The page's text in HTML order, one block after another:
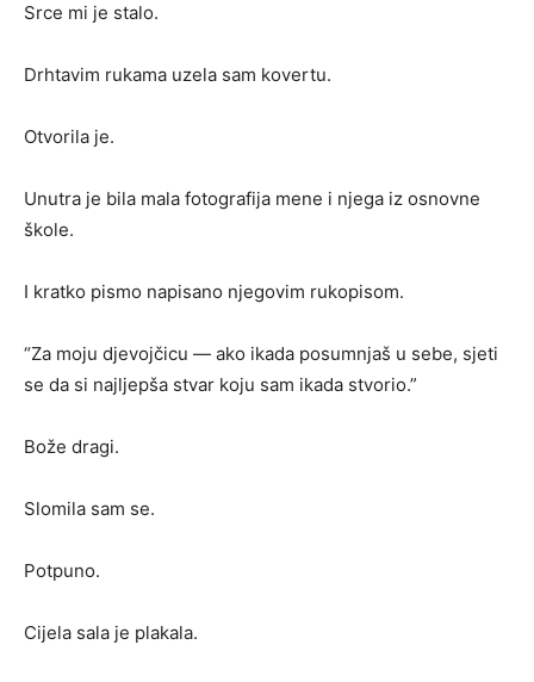
Srce mi je stalo.
Drhtavim rukama uzela sam kovertu.
Otvorila je.
Unutra je bila mala fotografija mene i njega iz osnovne
škole.
I kratko pismo napisano njegovim rukopisom.
“Za moju djevojčicu — ako ikada posumnjaš u sebe, sjeti
se da si najljepša stvar koju sam ikada stvorio.”
Bože dragi.
Slomila sam se.
Potpuno.
Cijela sala je plakala.